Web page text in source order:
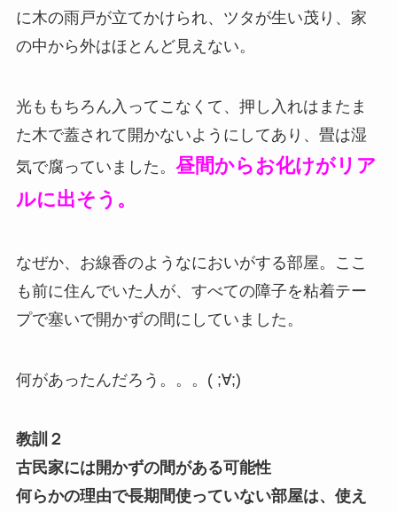
に木の雨戸が立てかけられ、ツタが生い茂り、家
の中から外はほとんど見えない。
光ももちろん入ってこなくて、押し入れはまたま
た木で蓋されて開かないようにしてあり、畳は湿
気で腐っていました。 昼間からお化けがリア
ルに出そう。
なぜか、お線香のようなにおいがする部屋。ここ
も前に住んでいた人が、すべての障子を粘着テー
プで塞いで開かずの間にしていました。
何があったんだろう。。。( ;∀;)
教訓２
古民家には開かずの間がある可能性
何らかの理由で長期間使っていない部屋は、使え